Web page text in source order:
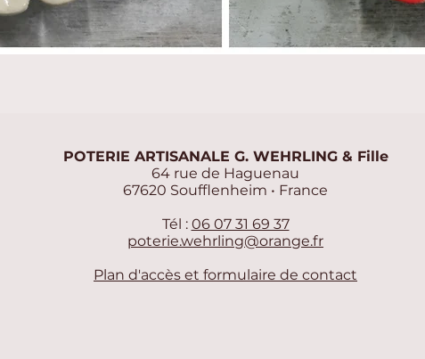
POTERIE ARTISANALE G. WEHRLING & Fille
64 rue de Haguenau
67620 Soufflenheim • France
Tél : 06 07 31 69 37
poterie.wehrling@orange.fr
Plan d'accès et formulaire de contact